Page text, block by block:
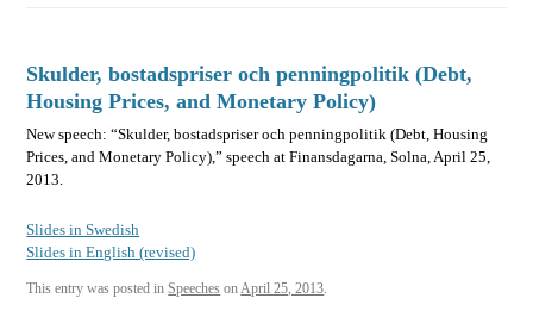
Skulder, bostadspriser och penningpolitik (Debt,
Housing Prices, and Monetary Policy)
New speech: “Skulder, bostadspriser och penningpolitik (Debt, Housing
Prices, and Monetary Policy),” speech at Finansdagarna, Solna, April 25,
2013.
Slides in Swedish
Slides in English (revised)
This entry was posted inSpeeches on April 25, 2013